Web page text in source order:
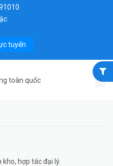
tuyến
toàn quốc
hợp tác đại lý.